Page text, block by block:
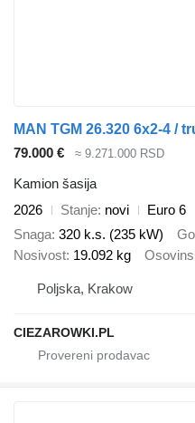
79.000 € ≈ 9.271.000 RSD
Kamion šasija
2026
Stanje novi
Euro 6
Snaga 320 k.s. (235 kW)
Nosivost 19.092 kg
Poljska, Krakow
CIEZAROWKI.PL